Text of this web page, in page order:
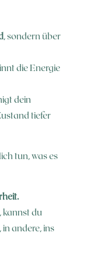
, sondern über
die Energie
dein
tiefer
tun, was es
kannst du
andere, ins